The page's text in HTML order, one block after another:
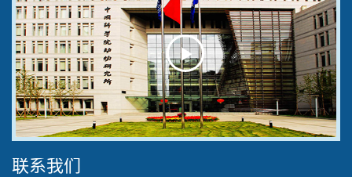
Play
Video
联系我们